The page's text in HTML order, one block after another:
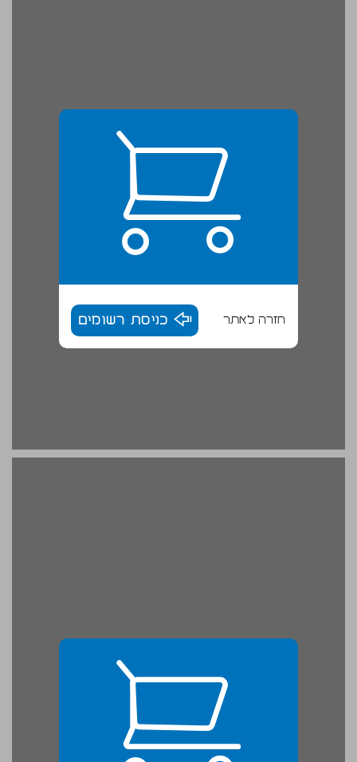
חזרה לאתר כניסת רשומים